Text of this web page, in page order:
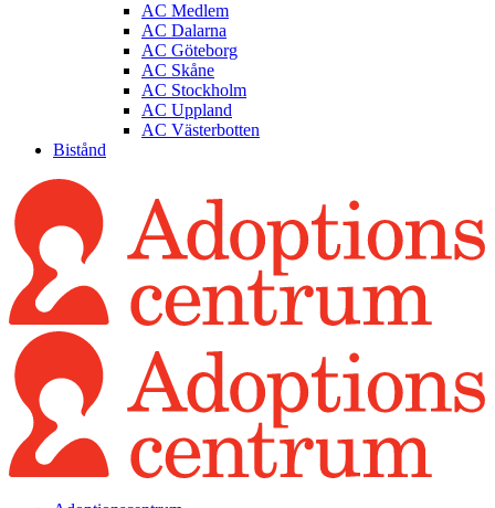
AC Medlem
AC Dalarna
AC Göteborg
AC Skåne
AC Stockholm
AC Uppland
AC Västerbotten
Bistånd